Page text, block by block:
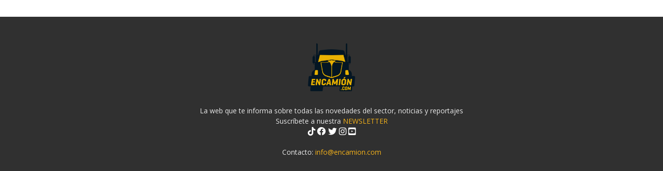
La web que te informa sobre todas las novedades del sector, noticias y reportajes
Suscríbete a nuestra NEWSLETTER
Contacto: info@encamion.com